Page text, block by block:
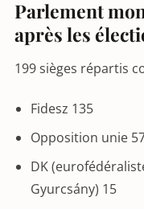
Parlement
après les
199 sièges répartis
Fidesz 135
Opposition unie
DK
Gyurcsány) 15